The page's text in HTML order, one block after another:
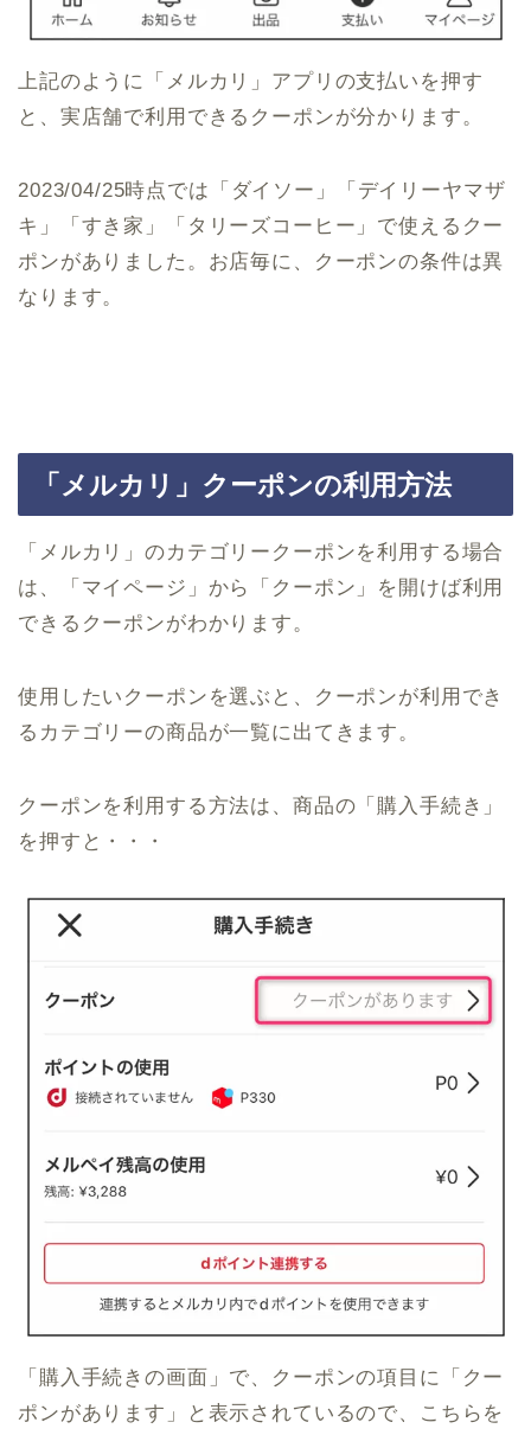
上記のように「メルカリ」アプリの支払いを押す
と、実店舗で利用できるクーポンが分かります。
2023/04/25時点では「ダイソー」「デイリーヤマザ
キ」「すき家」「タリーズコーヒー」で使えるクー
ポンがありました。お店毎に、クーポンの条件は異
なります。
「メルカリ」クーポンの利用方法
「メルカリ」のカテゴリークーポンを利用する場合
は、「マイページ」から「クーポン」を開けば利用
できるクーポンがわかります。
使用したいクーポンを選ぶと、クーポンが利用でき
るカテゴリーの商品が一覧に出てきます。
クーポンを利用する方法は、商品の「購入手続き」
を押すと・・・
「購入手続きの画面」で、クーポンの項目に「クー
ポンがあります」と表示されているので、こちらを